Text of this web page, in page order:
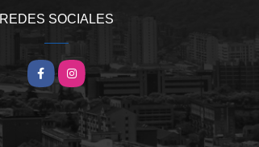
REDES SOCIALES
FacebookInstagram